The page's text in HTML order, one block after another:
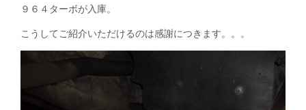
９６４ターボが入庫。
こうしてご紹介いただけるのは感謝につきます。。。